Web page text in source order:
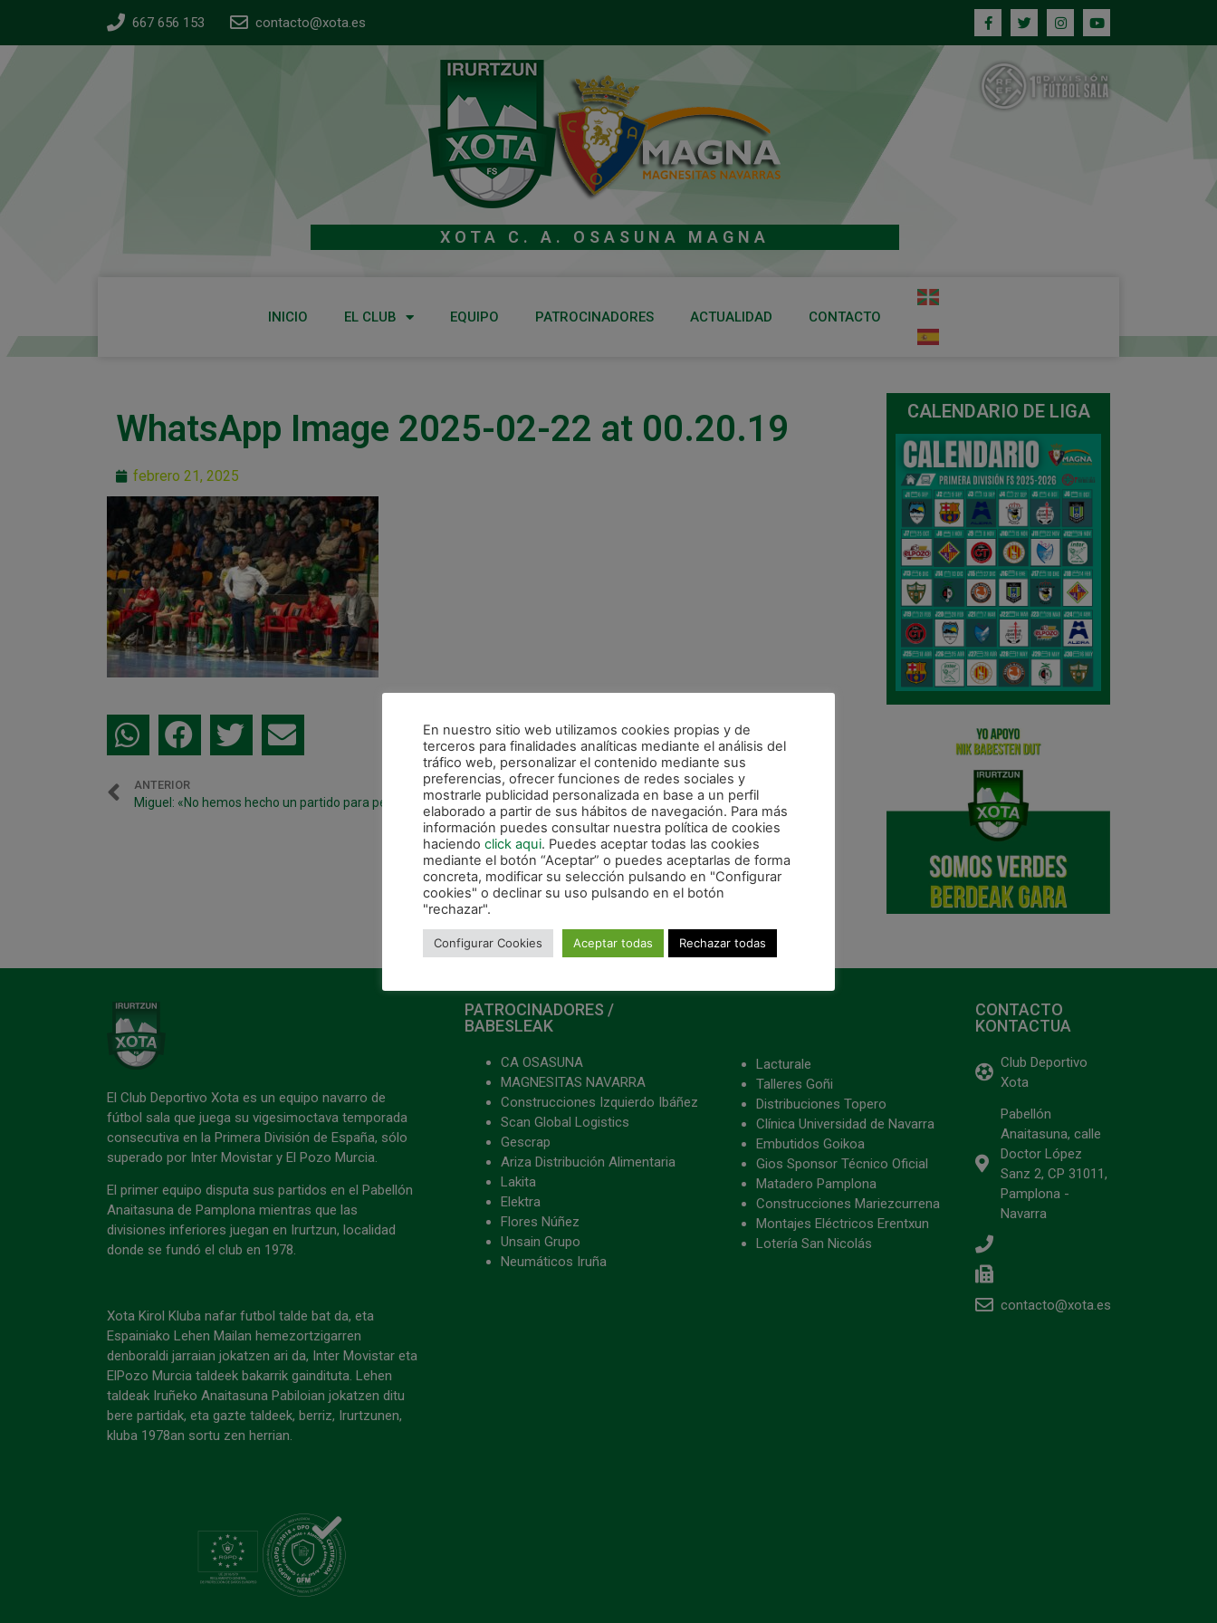
667 656 153 contacto@xota.es
XOTA C. A. OSASUNA MAGNA
INICIO EL CLUB EQUIPO PATROCINADORES ACTUALIDAD CONTACTO
WhatsApp Image 2025-02-22 at 00.20.19
febrero 21, 2025
ANTERIOR
Miguel: «No hemos hecho un partido para perder, pero con un solo gol es muy difícil»
CALENDARIO DE LIGA
El Club Deportivo Xota es un equipo navarro de
fútbol sala que juega su vigesimoctava temporada
consecutiva en la Primera División de España, sólo
superado por Inter Movistar y El Pozo Murcia.
El primer equipo disputa sus partidos en el Pabellón
Anaitasuna de Pamplona mientras que las
divisiones inferiores juegan en Irurtzun, localidad
donde se fundó el club en 1978.
Xota Kirol Kluba nafar futbol talde bat da, eta
Espainiako Lehen Mailan hemezortzigarren
denboraldi jarraian jokatzen ari da, Inter Movistar eta
ElPozo Murcia taldeek bakarrik gaindituta. Lehen
taldeak Iruñeko Anaitasuna Pabiloian jokatzen ditu
bere partidak, eta gazte taldeek, berriz, Irurtzunen,
kluba 1978an sortu zen herrian.
PATROCINADORES /
BABESLEAK
CA OSASUNA
MAGNESITAS NAVARRA
Construcciones Izquierdo Ibáñez
Scan Global Logistics
Gescrap
Ariza Distribución Alimentaria
Lakita
Elektra
Flores Núñez
Unsain Grupo
Neumáticos Iruña
Lacturale
Talleres Goñi
Distribuciones Topero
Clínica Universidad de Navarra
Embutidos Goikoa
Gios Sponsor Técnico Oficial
Matadero Pamplona
Construcciones Mariezcurrena
Montajes Eléctricos Erentxun
Lotería San Nicolás
CONTACTO
KONTACTUA
Club Deportivo
Xota
Pabellón
Anaitasuna, calle
Doctor López
Sanz 2, CP 31011,
Pamplona -
Navarra
contacto@xota.es
En nuestro sitio web utilizamos cookies propias y de
terceros para finalidades analíticas mediante el análisis del
tráfico web, personalizar el contenido mediante sus
preferencias, ofrecer funciones de redes sociales y
mostrarle publicidad personalizada en base a un perfil
elaborado a partir de sus hábitos de navegación. Para más
información puedes consultar nuestra política de cookies
haciendo click aqui. Puedes aceptar todas las cookies
mediante el botón “Aceptar” o puedes aceptarlas de forma
concreta, modificar su selección pulsando en "Configurar
cookies" o declinar su uso pulsando en el botón
"rechazar".
Configurar Cookies Aceptar todas Rechazar todas